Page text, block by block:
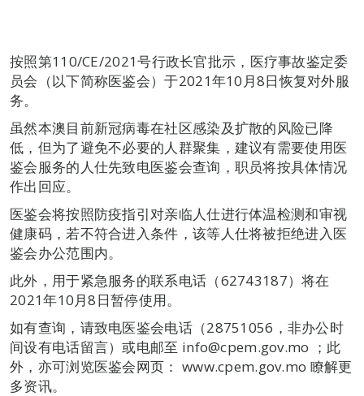
按照第110/CE/2021号行政长官批示，医疗事故鉴定委
员会（以下简称医鉴会）于2021年10月8日恢复对外服
务。
虽然本澳目前新冠病毒在社区感染及扩散的风险已降
低，但为了避免不必要的人群聚集，建议有需要使用医
鉴会服务的人仕先致电医鉴会查询，职员将按具体情况
作出回应。
医鉴会将按照防疫指引对亲临人仕进行体温检测和审视
健康码，若不符合进入条件，该等人仕将被拒绝进入医
鉴会办公范围内。
此外，用于紧急服务的联系电话（62743187）将在
2021年10月8日暂停使用。
如有查询，请致电医鉴会电话（28751056，非办公时
间设有电话留言）或电邮至 info@cpem.gov.mo ；此
外，亦可浏览医鉴会网页： www.cpem.gov.mo 瞭解更
多资讯。